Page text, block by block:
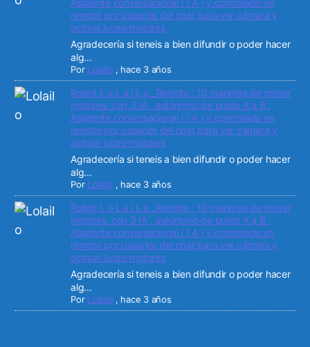
remoto por usuarios del chat para ver cámara y
activar luces-motores
Agradecería si teneis a bien difundir o poder hacer
alg...
Por Lolailo , hace 3 años
Robot L o L a i L o _Remoto : 10 maneras de mover
motores. con 3 IA , autónomo de punto A a B ,
Asistente conversacional ( I A ) y controlado en
remoto por usuarios del chat para ver cámara y
activar luces-motores
Agradecería si teneis a bien difundir o poder hacer
alg...
Por Lolailo , hace 3 años
Robot L o L a i L o _Remoto : 10 maneras de mover
motores. con 3 IA , autónomo de punto A a B ,
Asistente conversacional ( I A ) y controlado en
remoto por usuarios del chat para ver cámara y
activar luces-motores
Agradecería si teneis a bien difundir o poder hacer
alg...
Por Lolailo , hace 3 años